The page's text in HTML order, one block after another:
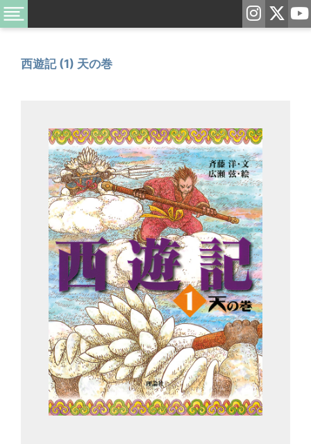
西遊記 (1) 天の巻